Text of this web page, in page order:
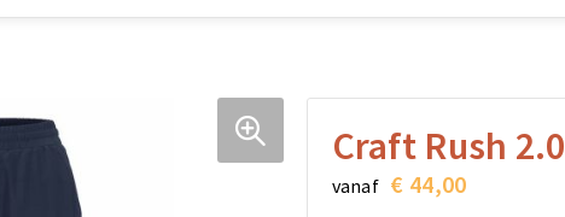
Craft Rush
vanaf € 44,00